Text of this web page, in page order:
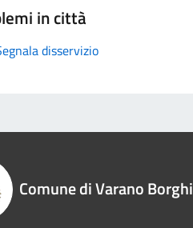
in città
disservizio
Comune di Varano Borghi